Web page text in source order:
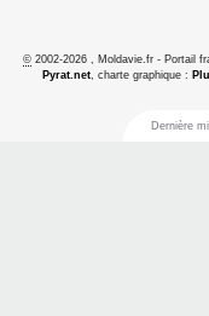
© 2002-2026 , Moldavie.fr - Portail
Pyrat.net, charte graphique :
Dernière